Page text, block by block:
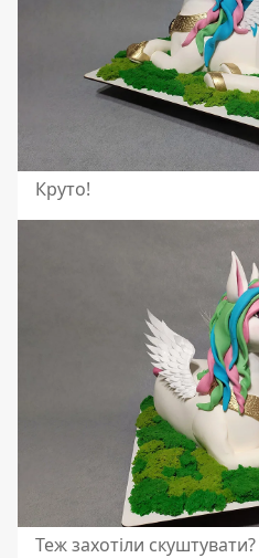
Круто!
Теж захотіли скуштувати?